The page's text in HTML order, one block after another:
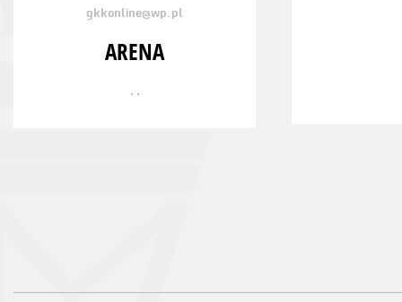
gkkonline@wp.pl
ARENA
, ,